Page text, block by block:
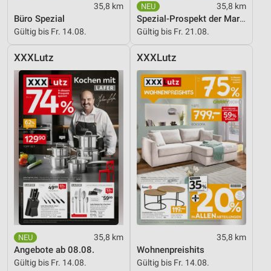
35,8 km
Büro Spezial
Gültig bis Fr. 14.08.
35,8 km
Spezial-Prospekt der Marken
Gültig bis Fr. 21.08.
XXXLutz
35,8 km
Angebote ab 08.08.
Gültig bis Fr. 14.08.
XXXLutz
35,8 km
Wohnenpreishits
Gültig bis Fr. 14.08.
Funktional
Werbung